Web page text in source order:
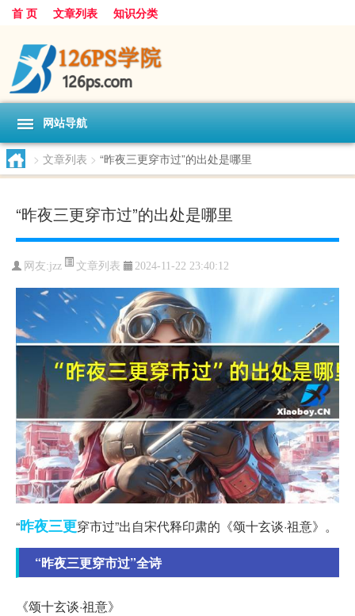
首 页 文章列表 知识分类
网站导航
> 文章列表 > “昨夜三更穿市过”的出处是哪里
“昨夜三更穿市过”的出处是哪里
网友:jzz 文章列表 2024-11-22 23:40:12
“昨夜三更穿市过”出自宋代释印肃的《颂十玄谈·祖意》。
“昨夜三更穿市过”全诗
《颂十玄谈·祖意》